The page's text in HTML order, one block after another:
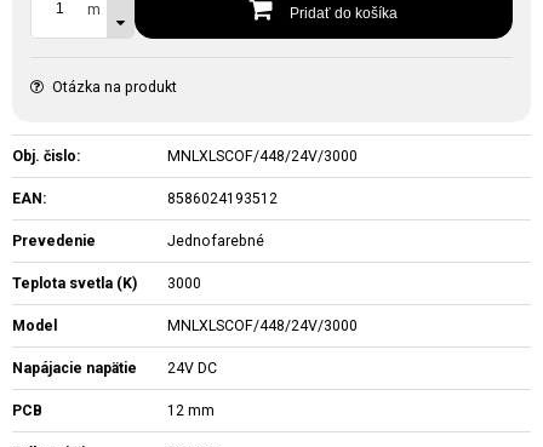
m Pridať do košíka
Otázka na produkt
Obj. čislo: MNLXLSCOF/448/24V/3000
EAN: 8586024193512
Prevedenie Jednofarebné
Teplota svetla (K) 3000
Model MNLXLSCOF/448/24V/3000
Napájacie napätie 24V DC
PCB 12 mm